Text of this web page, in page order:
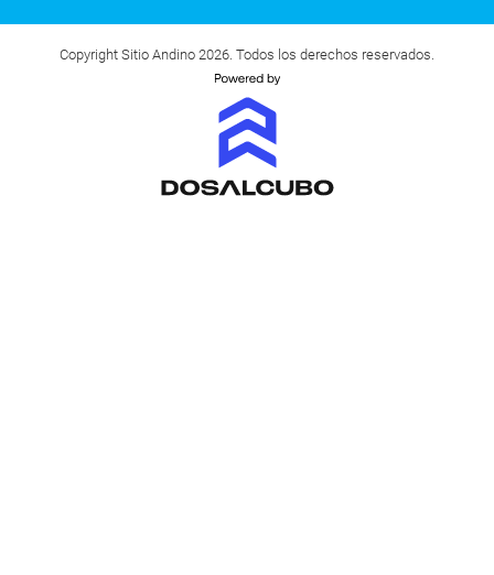
Copyright Sitio Andino 2026. Todos los derechos reservados.